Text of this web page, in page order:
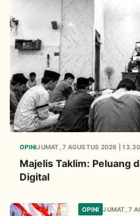
OPINIJUMAT, 7 AGUSTUS 2026 |
Majelis Taklim: Peluang
Digital
OPINI JUMAT, 7